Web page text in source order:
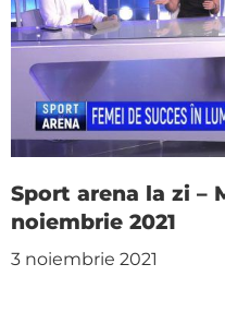
Sport arena la zi –
noiembrie 2021
3 noiembrie 2021